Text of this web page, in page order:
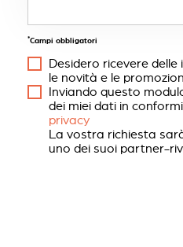
*Campi obbligatori
Desidero ricevere
le novità e le
Inviando questo
dei miei dati in
privacy
La vostra richiesta
uno dei suoi partner-